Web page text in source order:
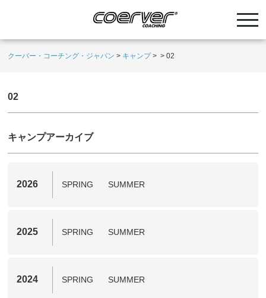
クーバー・コーチング・ジャパン > キャンプ> >02
02
キャンプアーカイブ
2026 SPRING SUMMER
2025 SPRING SUMMER
2024 SPRING SUMMER